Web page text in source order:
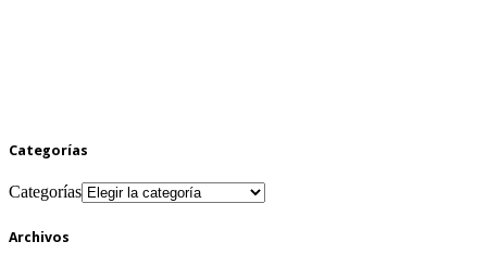
Categorías
Categorías
Archivos